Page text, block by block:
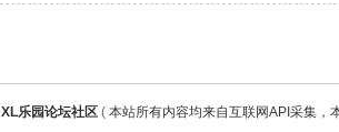
XL乐园论坛社区 ( 本站所有内容均来自互联网API采集，